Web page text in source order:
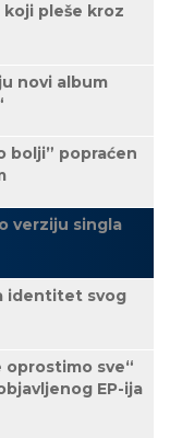
pleše kroz
novi album
bolji” popraćen
verziju singla
identitet svog
oprostimo sve“
EP-ija